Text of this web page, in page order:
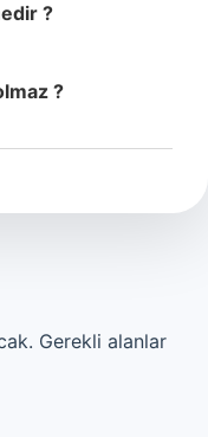
?
?
Gerekli alanlar